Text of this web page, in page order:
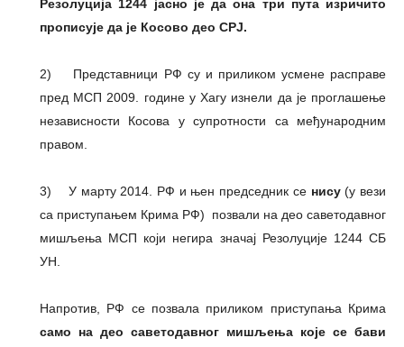
Резолуција 1244 јасно је да она три пута изричито
прописује да је Косово део СРЈ.
2) Представници РФ су и приликом усмене расправе
пред МСП 2009. године у Хагу изнели да је проглашење
независности Косова у супротности са међународним
правом.
3) У марту 2014. РФ и њен председник се нису(у вези
са приступањем Крима РФ) позвали на део саветодавног
мишљења МСП који негира значај Резолуције 1244 СБ
УН.
Напротив, РФ се позвала приликом приступања Крима
само на део саветодавног мишљења које се бави